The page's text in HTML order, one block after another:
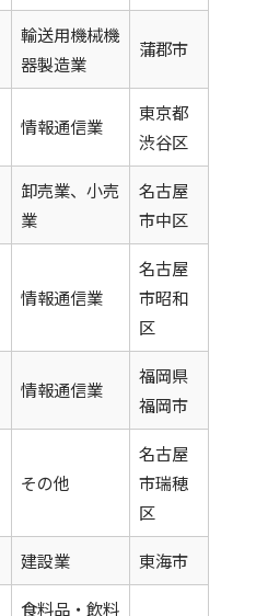
輸送用機械機
器製造業
蒲郡市
情報通信業
東京都
渋谷区
卸売業、小売
業
名古屋
市中区
情報通信業
名古屋
市昭和
区
情報通信業
福岡県
福岡市
その他
名古屋
市瑞穂
区
建設業 東海市
食料品・飲料